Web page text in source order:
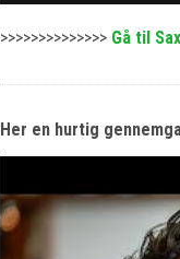
>>>>>>>>>>>>>> Gå til
Her en hurtig